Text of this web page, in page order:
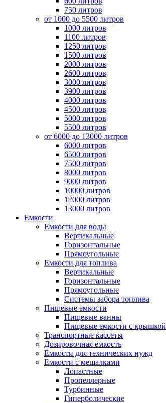
750 литров
от 1000 до 5500 литров
1000 литров
1100 литров
1250 литров
1500 литров
2000 литров
2600 литров
3000 литров
3900 литров
4000 литров
4500 литров
5000 литров
5500 литров
от 6000 до 13000 литров
6000 литров
6500 литров
7500 литров
8000 литров
9000 литров
10000 литров
12000 литров
13000 литров
Емкости
Емкости для воды
Вертикальные
Горизонтальные
Прямоугольные
Емкости для топлива
Вертикальные
Горизонтальные
Прямоугольные
Системы забора топлива
Пищевые емкости
Пищевые ванны
Пищевые емкости с крышкой
Транспортные кассеты
Дозировочная емкость
Емкости для технических нужд
Емкости с мешалками
Лопастные
Пропеллерные
Турбинные
Гиперболические